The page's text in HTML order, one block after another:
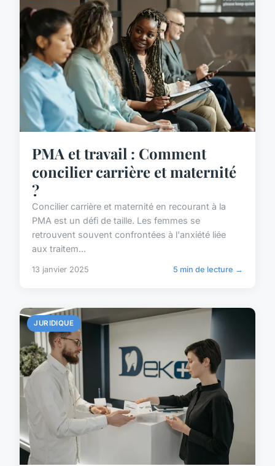
PMA et travail : Comment
concilier carrière et maternité
?
Concilier carrière et maternité en recourant à la
PMA est un défi de taille. Les femmes se
retrouvent souvent confrontées à l'anxiété liée
aux traitem...
13 janvier 2025 5 min de lecture →
JURIDIQUE